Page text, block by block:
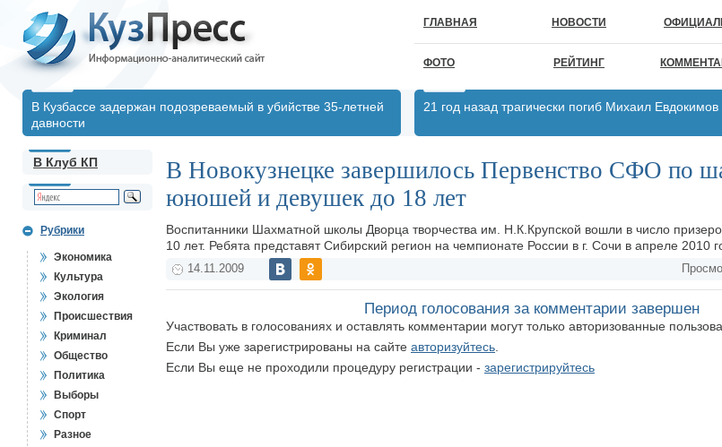
ГЛАВНАЯ НОВОСТИ
ФОТО РЕЙТИНГ
В Кузбассе задержан подозреваемый в убийстве 35-летней
давности
21 год назад трагически погиб Михаил Евдокимов
В Клуб КП
Рубрики
Экономика
Культура
Экология
Происшествия
Криминал
Общество
Политика
Выборы
Спорт
Разное
В Новокузнецке завершилось Первенство СФО по
юношей и девушек до 18 лет
Воспитанники Шахматной школы Дворца творчества им. Н.К.Крупской вошли в число
10 лет. Ребята представят Сибирский регион на чемпионате России в г. Сочи в апреле 2010
14.11.2009
Период голосования за комментарии завершен
Участвовать в голосованиях и оставлять комментарии могут только авторизованные
Если Вы уже зарегистрированы на сайте авторизуйтесь
Если Вы еще не проходили процедуру регистрации - зарегистрируйтесь